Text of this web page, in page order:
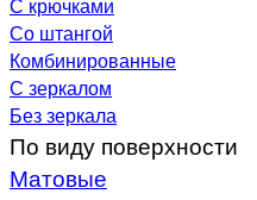
Со штангой
Комбинированные
С зеркалом
Без зеркала
По виду поверхности
Матовые